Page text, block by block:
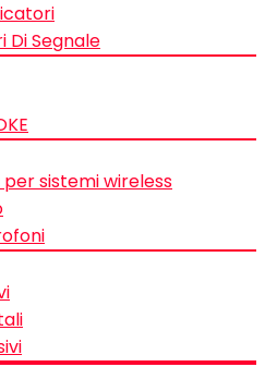
Di Segnale
sistemi wireless